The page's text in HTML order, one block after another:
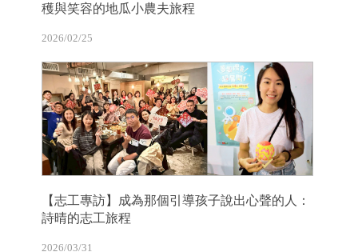
穫與笑容的地瓜小農夫旅程
2026/02/25
【志工專訪】成為那個引導孩子說出心聲的人：
詩晴的志工旅程
2026/03/31